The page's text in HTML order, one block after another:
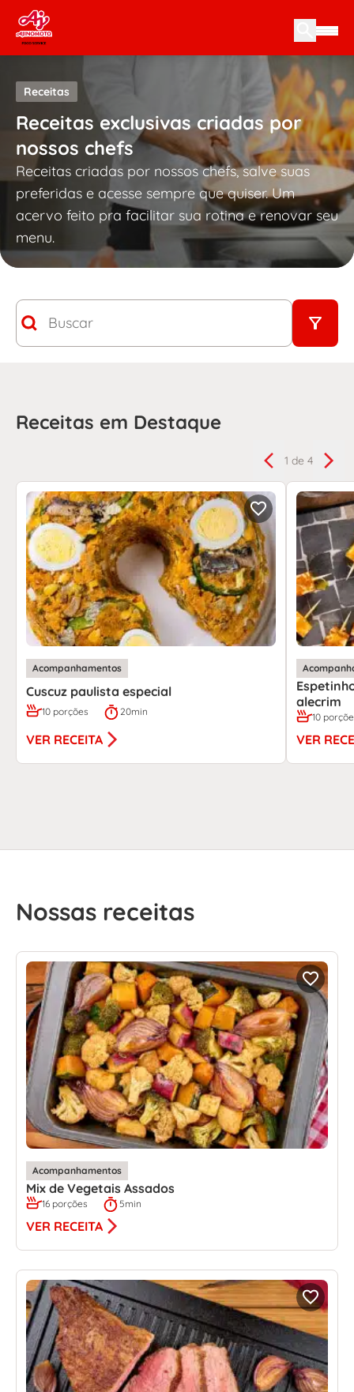
Skip to content
Receitas
Receitas exclusivas criadas por
nossos chefs
Receitas criadas por nossos chefs, salve suas
preferidas e acesse sempre que quiser. Um
acervo feito pra facilitar sua rotina e renovar seu
menu.
Busca
Search content
Receitas em Destaque
1 de 4
Acompanhamentos
Cuscuz paulista especial
10 porções 20min
VER RECEITA
alecrim
10
VER
Nossas receitas
Acompanhamentos
Mix de Vegetais Assados
16 porções 5min
VER RECEITA